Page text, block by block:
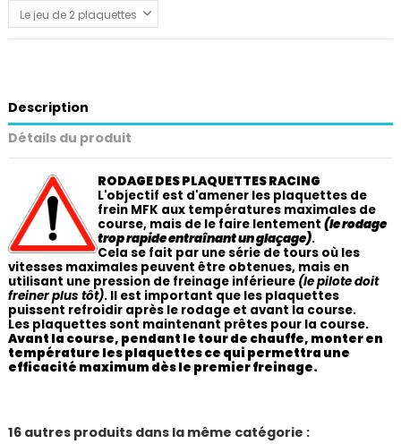
Description
Détails du produit
RODAGE DES PLAQUETTES RACING
L'objectif est d'amener les plaquettes de
frein MFK aux températures maximales de
course, mais de le faire lentement (le rodage
trop rapide entraînant un glaçage).
Cela se fait par une série de tours où les
vitesses maximales peuvent être obtenues, mais en
utilisant une pression de freinage inférieure (le pilote doit
freiner plus tôt). Il est important que les plaquettes
puissent refroidir après le rodage et avant la course.
Les plaquettes sont maintenant prêtes pour la course.
Avant la course, pendant le tour de chauffe, monter en
température les plaquettes ce qui permettra une
efficacité maximum dès le premier freinage.
16 autres produits dans la même catégorie :